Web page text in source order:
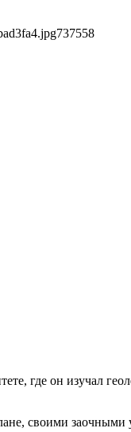
737558
где он изучал
своими заочными